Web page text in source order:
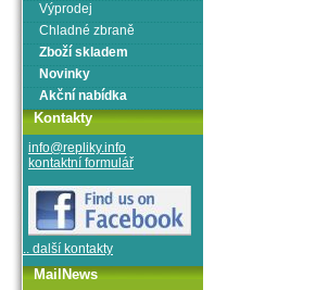
Výprodej
Chladné zbraně
Zboží skladem
Novinky
Akční nabídka
Kontakty
info@repliky.info
kontaktní formulář
.. další kontakty
MailNews